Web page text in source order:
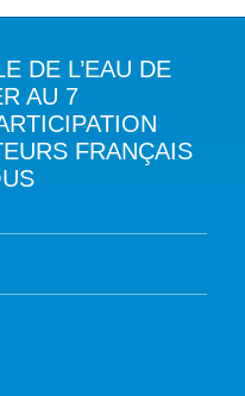
DURABLE (ODD)
DE L’EAU DE
AU 7
FRANÇAIS